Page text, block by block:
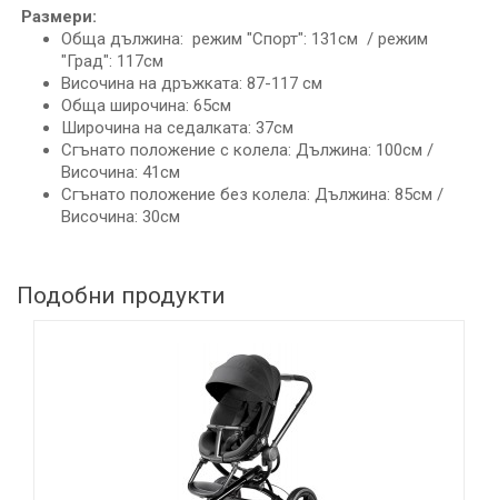
Размери:
Обща дължина: режим "Спорт": 131см / режим
"Град": 117см
Височина на дръжката: 87-117 cм
Обща широчина: 65см
Широчина на седалката: 37см
Сгънато положение с колела: Дължина: 100см /
Височина: 41см
Сгънато положение без колела: Дължина: 85см /
Височина: 30см
Подобни продукти